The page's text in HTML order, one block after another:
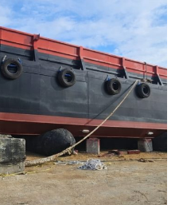
Kapal
– Marine